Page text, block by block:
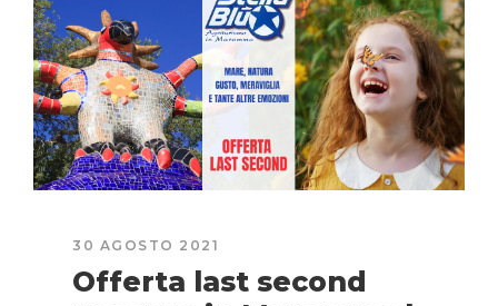
30 AGOSTO 2021
Offerta last second